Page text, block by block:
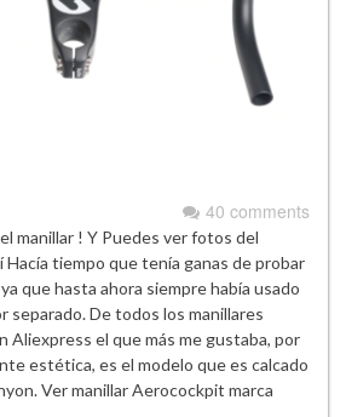
40 comments
manillar ! Y Puedes ver fotos del
Hacía tiempo que tenía ganas de probar
que hasta ahora siempre había usado
separado. De todos los manillares
Aliexpress el que más me gustaba, por
estética, es el modelo que es calcado
Ver manillar Aerocockpit marca